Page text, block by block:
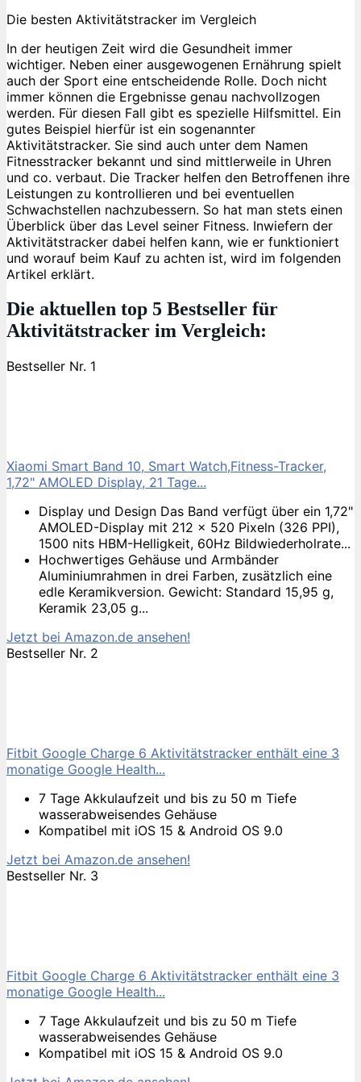
Die besten Aktivitätstracker im Vergleich
In der heutigen Zeit wird die Gesundheit immer
wichtiger. Neben einer ausgewogenen Ernährung spielt
auch der Sport eine entscheidende Rolle. Doch nicht
immer können die Ergebnisse genau nachvollzogen
werden. Für diesen Fall gibt es spezielle Hilfsmittel. Ein
gutes Beispiel hierfür ist ein sogenannter
Aktivitätstracker. Sie sind auch unter dem Namen
Fitnesstracker bekannt und sind mittlerweile in Uhren
und co. verbaut. Die Tracker helfen den Betroffenen ihre
Leistungen zu kontrollieren und bei eventuellen
Schwachstellen nachzubessern. So hat man stets einen
Überblick über das Level seiner Fitness. Inwiefern der
Aktivitätstracker dabei helfen kann, wie er funktioniert
und worauf beim Kauf zu achten ist, wird im folgenden
Artikel erklärt.
Die aktuellen top 5 Bestseller für
Aktivitätstracker im Vergleich:
Bestseller Nr. 1
Xiaomi Smart Band 10, Smart Watch,Fitness-Tracker,
1,72" AMOLED Display, 21 Tage...
Display und Design Das Band verfügt über ein 1,72"
AMOLED-Display mit 212 × 520 Pixeln (326 PPI),
1500 nits HBM-Helligkeit, 60Hz Bildwiederholrate...
Hochwertiges Gehäuse und Armbänder
Aluminiumrahmen in drei Farben, zusätzlich eine
edle Keramikversion. Gewicht: Standard 15,95 g,
Keramik 23,05 g...
Jetzt bei Amazon.de ansehen!
Bestseller Nr. 2
Fitbit Google Charge 6 Aktivitätstracker enthält eine 3
monatige Google Health...
7 Tage Akkulaufzeit und bis zu 50 m Tiefe
wasserabweisendes Gehäuse
Kompatibel mit iOS 15 & Android OS 9.0
Jetzt bei Amazon.de ansehen!
Bestseller Nr. 3
Fitbit Google Charge 6 Aktivitätstracker enthält eine 3
monatige Google Health...
7 Tage Akkulaufzeit und bis zu 50 m Tiefe
wasserabweisendes Gehäuse
Kompatibel mit iOS 15 & Android OS 9.0